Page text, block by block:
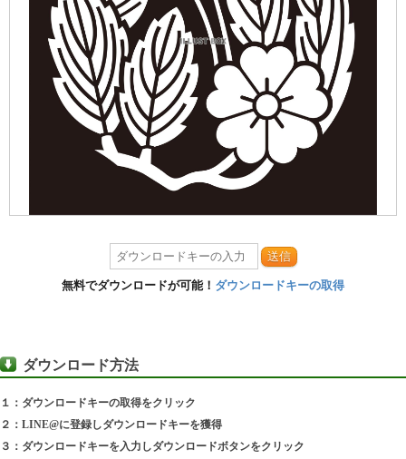
送信
無料でダウンロードが可能！ ダウンロードキーの取得
ダウンロード方法
１：ダウンロードキーの取得をクリック
２：LINE@に登録しダウンロードキーを獲得
３：ダウンロードキーを入力しダウンロードボタンをクリック